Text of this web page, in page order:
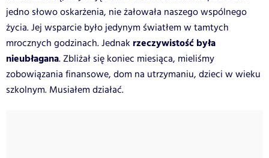
jedno słowo oskarżenia, nie żałowała naszego wspólnego
życia. Jej wsparcie było jedynym światłem w tamtych
mrocznych godzinach. Jednak rzeczywistość była
nieubłagana. Zbliżał się koniec miesiąca, mieliśmy
zobowiązania finansowe, dom na utrzymaniu, dzieci w wieku
szkolnym. Musiałem działać.